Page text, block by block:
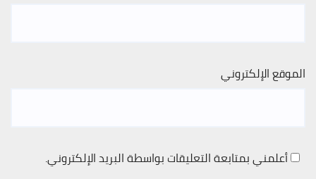
الموقع الإلكتروني
أعلمني بمتابعة التعليقات بواسطة البريد الإلكتروني.